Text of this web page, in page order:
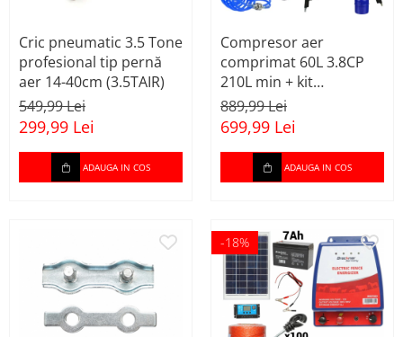
Generatoare de ozon
Invertor / convertor curent
Macara electrica
Motoare electrice
Nivela Laser
Polizor mini
Pompe
Cric pneumatic 3.5 Tone
profesional tip pernă
aer 14-40cm (3.5TAIR)
549,99 Lei
299,99 Lei
ADAUGA IN COS
Compresor aer
comprimat 60L 3.8CP
210L min + kit
pmeumatic 5piese 8bar
(BX-3257+)
889,99 Lei
699,99 Lei
ADAUGA IN COS
-18%